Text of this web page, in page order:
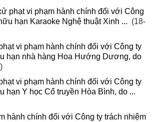
phạt vi phạm hành chính đối với Công
hạn Karaoke Nghệ thuật Xinh ... (18-
vi phạm hành chính đối với Công ty
hạn nhà hàng Hoa Hướng Dương, do
vi phạm hành chính đối với Công ty
hạn Y học Cổ truyền Hòa Bình, do ...
hành chính đối với Công ty trách nhiệm